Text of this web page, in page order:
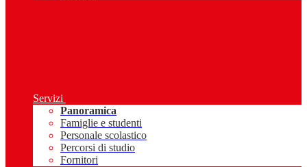
Servizi
Panoramica
Famiglie e studenti
Personale scolastico
Percorsi di studio
Fornitori